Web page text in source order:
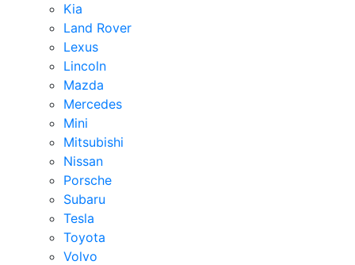
Kia
Land Rover
Lexus
Lincoln
Mazda
Mercedes
Mini
Mitsubishi
Nissan
Porsche
Subaru
Tesla
Toyota
Volvo